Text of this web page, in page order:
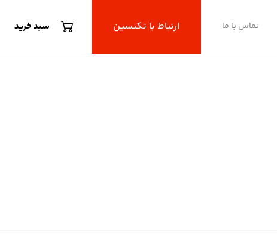
سبد خرید ارتباط با تکنسین تماس با ما